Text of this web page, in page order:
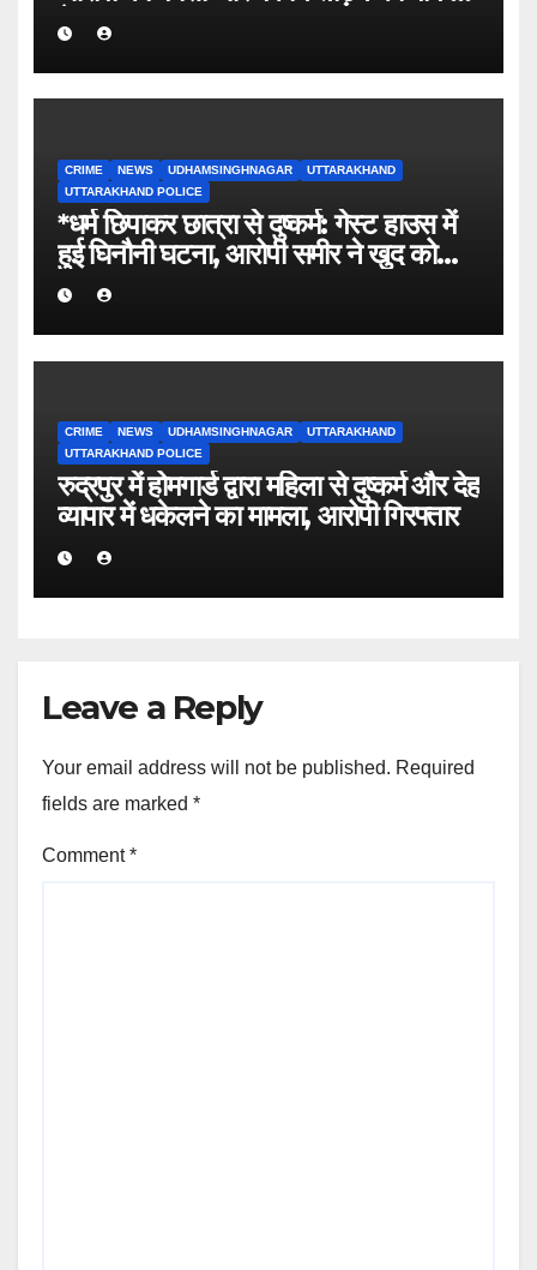
तेज
CRIME NEWS UDHAMSINGHNAGAR
UTTARAKHAND
UTTARAKHAND POLICE
*धर्म छिपाकर छात्रा से दुष्कर्म: गेस्ट हाउस में
हुई घिनौनी घटना, आरोपी समीर ने खुद को
बताया था सूरज।*
CRIME NEWS UDHAMSINGHNAGAR
UTTARAKHAND
UTTARAKHAND POLICE
रुद्रपुर में होमगार्ड द्वारा महिला से दुष्कर्म और देह
व्यापार में धकेलने का मामला, आरोपी गिरफ्तार
Leave a Reply
Your email address will not be published. Required
fields are marked *
Comment*